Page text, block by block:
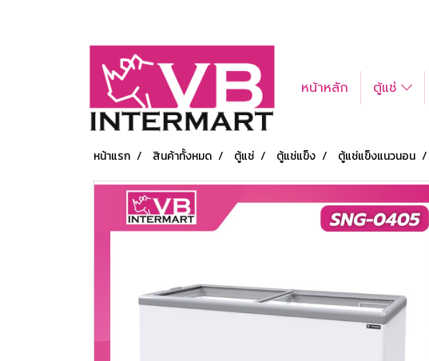
หน้าหลัก ตู้แช่
หน้าแรก สินค้าทั้งหมด ตู้แช่ ตู้แช่แข็ง ตู้แช่แข็งแนวนอน